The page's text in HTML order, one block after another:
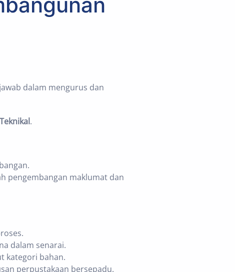
dalam mengurus dan
.
pengembangan maklumat dan
dalam senarai.
kategori bahan.
perpustakaan bersepadu.